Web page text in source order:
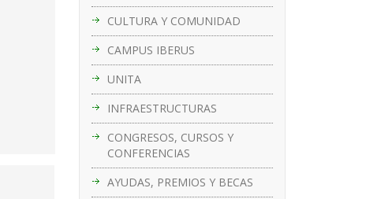
CULTURA Y COMUNIDAD
CAMPUS IBERUS
UNITA
INFRAESTRUCTURAS
CONGRESOS, CURSOS Y
CONFERENCIAS
AYUDAS, PREMIOS Y BECAS